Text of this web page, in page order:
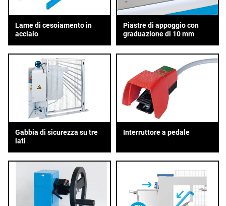
Lame di cesoiamento in
acciaio
Piastre di appoggio con
graduazione di 10 mm
Gabbia di sicurezza su tre
lati
Interruttore a pedale